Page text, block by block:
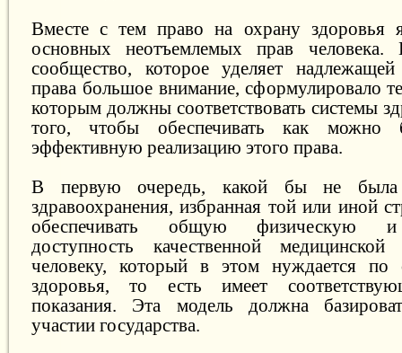
Вместе с тем право на охрану здоровья
основных неотъемлемых прав человека.
сообщество, которое уделяет надлежащей
права большое внимание, сформулировало
которым должны соответствовать системы
того, чтобы обеспечивать как
эффективную реализацию этого права.
В первую очередь, какой бы не была
здравоохранения, избранная той или иной
обеспечивать общую физическую и
доступность качественной
человеку, который в этом нуждается по
здоровья, то есть имеет
показания. Эта модель должна
участии государства.